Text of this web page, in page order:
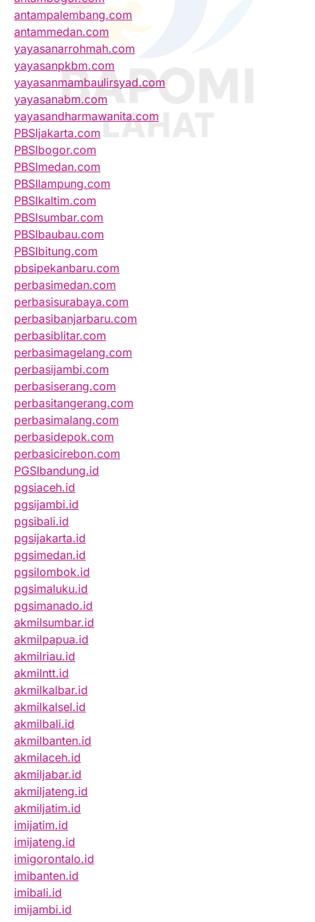
antampalembang.com
antammedan.com
yayasanarrohmah.com
yayasanpkbm.com
yayasanmambaulirsyad.com
yayasanabm.com
yayasandharmawanita.com
PBSIjakarta.com
PBSIbogor.com
PBSImedan.com
PBSIlampung.com
PBSIkaltim.com
PBSIsumbar.com
PBSIbaubau.com
PBSIbitung.com
pbsipekanbaru.com
perbasimedan.com
perbasisurabaya.com
perbasibanjarbaru.com
perbasiblitar.com
perbasimagelang.com
perbasijambi.com
perbasiserang.com
perbasitangerang.com
perbasimalang.com
perbasidepok.com
perbasicirebon.com
PGSIbandung.id
pgsiaceh.id
pgsijambi.id
pgsibali.id
pgsijakarta.id
pgsimedan.id
pgsilombok.id
pgsimaluku.id
pgsimanado.id
akmilsumbar.id
akmilpapua.id
akmilriau.id
akmilntt.id
akmilkalbar.id
akmilkalsel.id
akmilbali.id
akmilbanten.id
akmilaceh.id
akmiljabar.id
akmiljateng.id
akmiljatim.id
imijatim.id
imijateng.id
imigorontalo.id
imibanten.id
imibali.id
imijambi.id